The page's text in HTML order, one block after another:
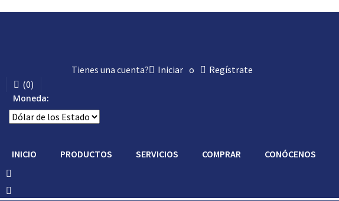
Tienes una cuenta? Iniciar o
Regístrate
(0)
Moneda:
INICIO PRODUCTOS SERVICIOS COMPRAR CONÓCENOS